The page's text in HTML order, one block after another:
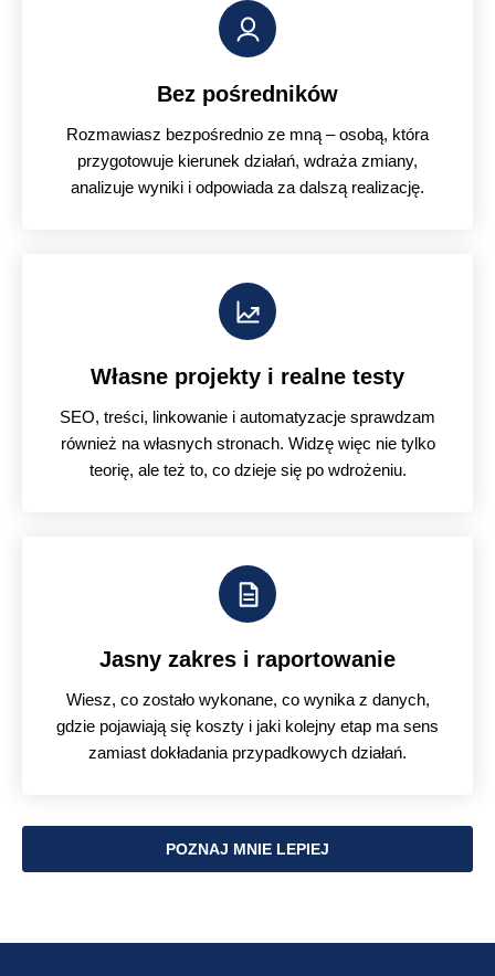
Bez pośredników
Rozmawiasz bezpośrednio ze mną – osobą, która
przygotowuje kierunek działań, wdraża zmiany,
analizuje wyniki i odpowiada za dalszą realizację.
Własne projekty i realne testy
SEO, treści, linkowanie i automatyzacje sprawdzam
również na własnych stronach. Widzę więc nie tylko
teorię, ale też to, co dzieje się po wdrożeniu.
Jasny zakres i raportowanie
Wiesz, co zostało wykonane, co wynika z danych,
gdzie pojawiają się koszty i jaki kolejny etap ma sens
zamiast dokładania przypadkowych działań.
POZNAJ MNIE LEPIEJ